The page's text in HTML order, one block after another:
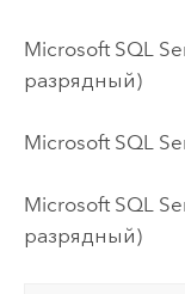
Microsoft SQL
разрядный)
Microsoft SQL
Microsoft SQL
разрядный)